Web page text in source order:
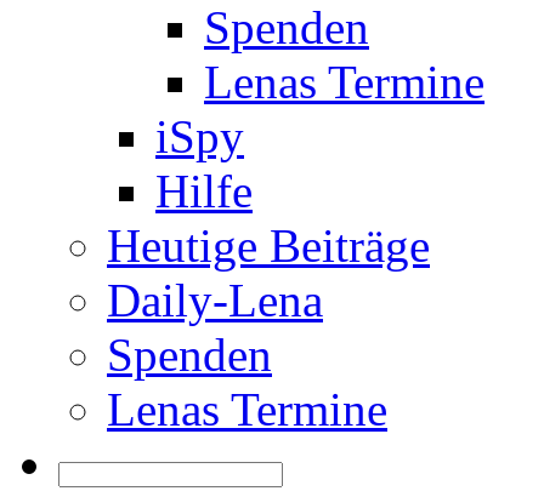
Spenden
Lenas Termine
iSpy
Hilfe
Heutige Beiträge
Daily-Lena
Spenden
Lenas Termine